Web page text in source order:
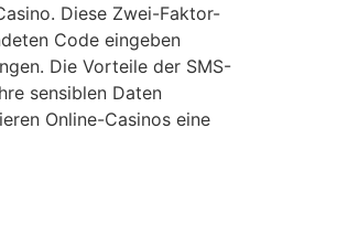
Diese Zwei-Faktor-
Code eingeben
Die Vorteile der SMS-
sensiblen Daten
Online-Casinos eine